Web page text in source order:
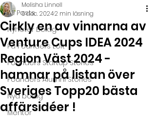
All Posts
Nyheter Bolag
På Founders Loft
Founders Startup Stories
Founders Alumni Stories
Nya bolag
Mentor
Cirkly en av vinnarna av
Venture Cups IDEA 2024
Region Väst 2024 -
hamnar på listan över
Sveriges Topp20 bästa
affärsidéer !
Melisha Linnell
6 dec. 20242 min läsning